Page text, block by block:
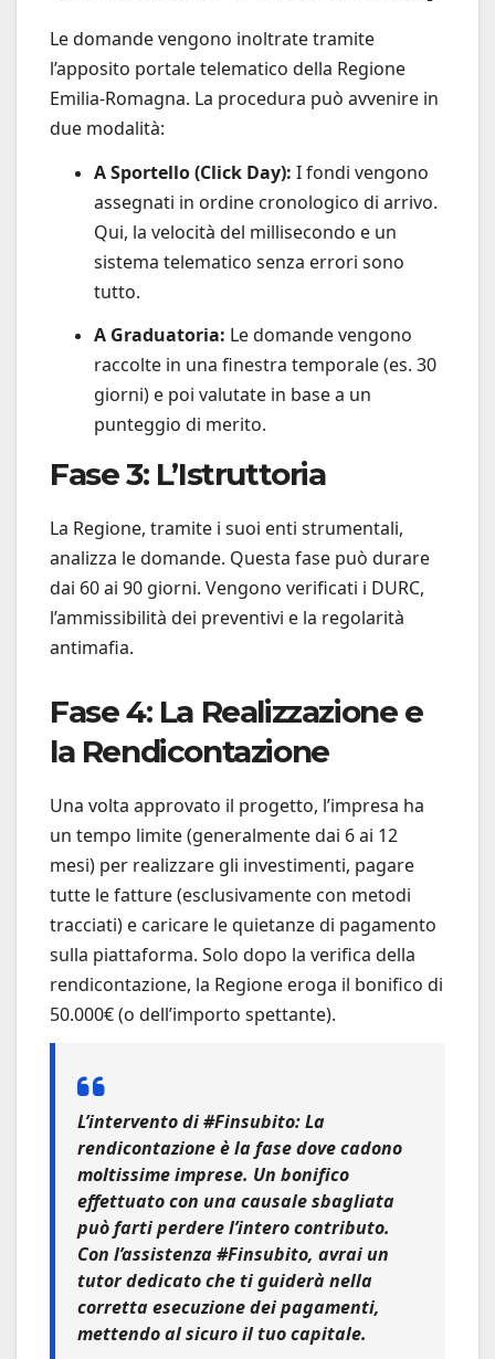
Le domande vengono inoltrate tramite
l’apposito portale telematico della Regione
Emilia-Romagna. La procedura può avvenire in
due modalità:
A Sportello (Click Day): I fondi vengono
assegnati in ordine cronologico di arrivo.
Qui, la velocità del millisecondo e un
sistema telematico senza errori sono
tutto.
A Graduatoria: Le domande vengono
raccolte in una finestra temporale (es. 30
giorni) e poi valutate in base a un
punteggio di merito.
Fase 3: L’Istruttoria
La Regione, tramite i suoi enti strumentali,
analizza le domande. Questa fase può durare
dai 60 ai 90 giorni. Vengono verificati i DURC,
l’ammissibilità dei preventivi e la regolarità
antimafia.
Fase 4: La Realizzazione e
la Rendicontazione
Una volta approvato il progetto, l’impresa ha
un tempo limite (generalmente dai 6 ai 12
mesi) per realizzare gli investimenti, pagare
tutte le fatture (esclusivamente con metodi
tracciati) e caricare le quietanze di pagamento
sulla piattaforma. Solo dopo la verifica della
rendicontazione, la Regione eroga il bonifico di
50.000€ (o dell’importo spettante).
L’intervento di #Finsubito:La
rendicontazione è la fase dove cadono
moltissime imprese. Un bonifico
effettuato con una causale sbagliata
può farti perdere l’intero contributo.
Con l’assistenza #Finsubito, avrai un
tutor dedicato che ti guiderà nella
corretta esecuzione dei pagamenti,
mettendo al sicuro il tuo capitale.